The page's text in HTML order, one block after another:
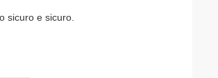
sicuro e sicuro.